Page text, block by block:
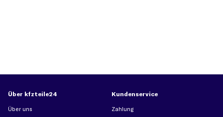
Über kfzteile24
Über uns
Kundenservice
Zahlung